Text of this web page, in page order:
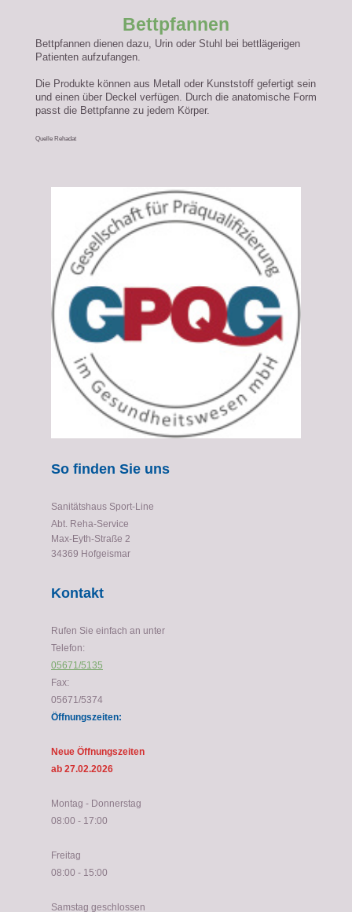
Bettpfannen
Bettpfannen dienen dazu, Urin oder Stuhl bei bettlägerigen
Patienten aufzufangen.
Die Produkte können aus Metall oder Kunststoff gefertigt sein
und einen über Deckel verfügen. Durch die anatomische Form
passt die Bettpfanne zu jedem Körper.
Quelle Rehadat
So finden Sie uns
Sanitätshaus Sport-Line
Abt. Reha-Service
Max-Eyth-Straße 2
34369 Hofgeismar
Kontakt
Rufen Sie einfach an unter
Telefon:
05671/5135
Fax:
05671/5374
Öffnungszeiten:
Neue Öffnungszeiten
ab 27.02.2026
Montag - Donnerstag
08:00 - 17:00
Freitag
08:00 - 15:00
Samstag geschlossen